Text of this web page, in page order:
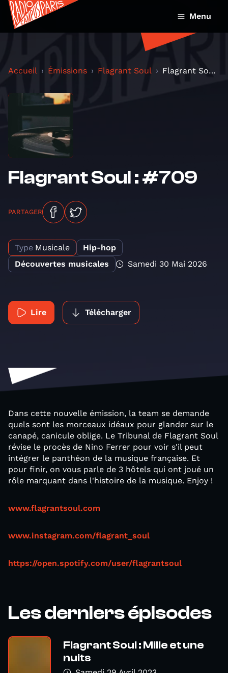
Menu
Accueil Émissions Flagrant Soul Flagrant Soul : #709
Flagrant Soul : #709
PARTAGER
Type Musicale
Hip-hop
Découvertes musicales
Samedi 30 Mai 2026
Lire Télécharger
Dans cette nouvelle émission, la team se demande
quels sont les morceaux idéaux pour glander sur le
canapé, canicule oblige. Le Tribunal de Flagrant Soul
révise le procès de Nino Ferrer pour voir s'il peut
intégrer le panthéon de la musique française. Et
pour finir, on vous parle de 3 hôtels qui ont joué un
rôle marquant dans l'histoire de la musique. Enjoy !
www.flagrantsoul.com
www.instagram.com/flagrant_soul
https://open.spotify.com/user/flagrantsoul
Les derniers épisodes
Flagrant Soul : Mille et une
nuits